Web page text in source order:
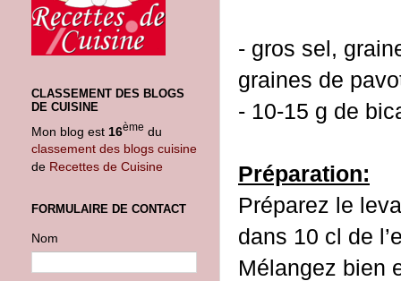
- gros sel,
graines de
- 10-15 g de
Préparation:
Préparez le
dans 10 cl de
Mélangez bien
CLASSEMENT DES BLOGS
DE CUISINE
Mon blog est 16ème du
classement des blogs cuisine
de Recettes de Cuisine
FORMULAIRE DE CONTACT
Nom